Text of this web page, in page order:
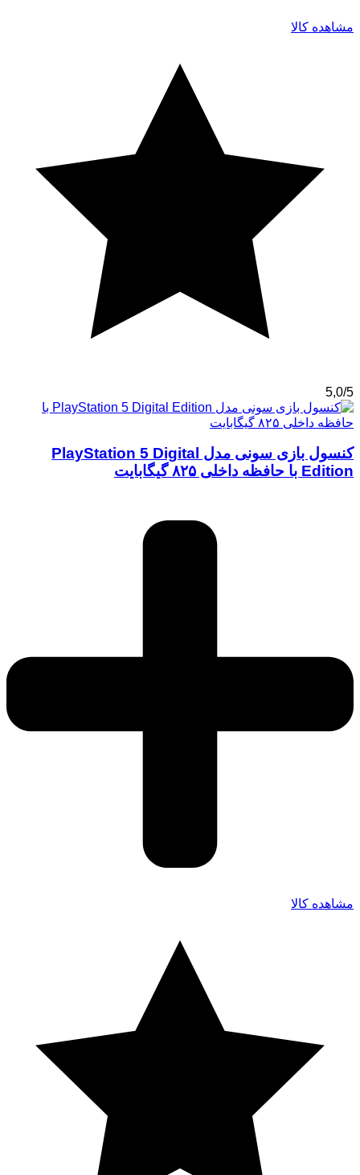
مشاهده کالا
5,0/5
کنسول بازی سونی مدل PlayStation 5 Digital
Edition با حافظه داخلی ۸۲۵ گیگابایت
مشاهده کالا